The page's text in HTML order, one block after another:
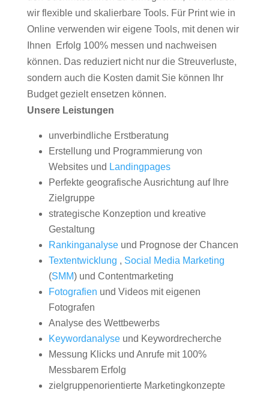
wir flexible und skalierbare Tools. Für Print wie in
Online verwenden wir eigene Tools, mit denen wir
Ihnen Erfolg 100% messen und nachweisen
können. Das reduziert nicht nur die Streuverluste,
sondern auch die Kosten damit Sie können Ihr
Budget gezielt ensetzen können.
Unsere Leistungen
unverbindliche Erstberatung
Erstellung und Programmierung von
Websites und Landingpages
Perfekte geografische Ausrichtung auf Ihre
Zielgruppe
strategische Konzeption und kreative
Gestaltung
Rankinganalyseund Prognose der Chancen
Textentwicklung , Social Media Marketing
(SMM) und Contentmarketing
Fotografien und Videos mit eigenen
Fotografen
Analyse des Wettbewerbs
Keywordanalyseund Keywordrecherche
Messung Klicks und Anrufe mit 100%
Messbarem Erfolg
zielgruppenorientierte Marketingkonzepte